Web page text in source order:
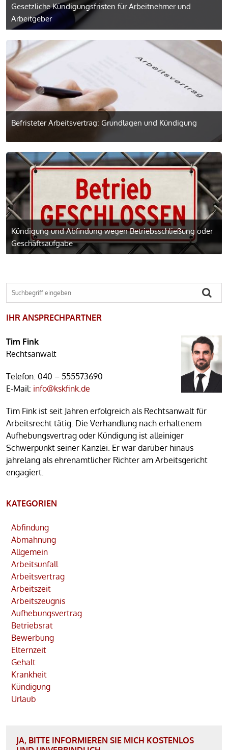
Gesetzliche Kündigungsfristen für Arbeitnehmer und
Arbeitgeber
Befristeter Arbeitsvertrag: Grundlagen und Kündigung
Kündigung und Abfindung wegen Betriebsschließung oder
Geschäftsaufgabe
IHR ANSPRECHPARTNER
Tim Fink
Rechtsanwalt
Telefon: 040 – 555573690
E-Mail: info@kskfink.de
Tim Fink ist seit Jahren erfolgreich als Rechtsanwalt für
Arbeitsrecht tätig. Die Verhandlung nach erhaltenem
Aufhebungsvertrag oder Kündigung ist alleiniger
Schwerpunkt seiner Kanzlei. Er war darüber hinaus
jahrelang als ehrenamtlicher Richter am Arbeitsgericht
engagiert.
KATEGORIEN
Abfindung
Abmahnung
Allgemein
Arbeitsunfall
Arbeitsvertrag
Arbeitszeit
Arbeitszeugnis
Aufhebungsvertrag
Betriebsrat
Bewerbung
Elternzeit
Gehalt
Krankheit
Kündigung
Urlaub
JA, BITTE INFORMIEREN SIE MICH KOSTENLOS